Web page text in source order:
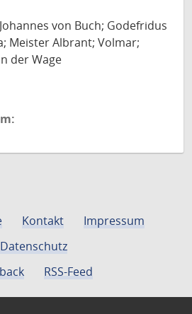
von Buch; Godefridus
Meister Albrant; Volmar;
der Wage
Kontakt
Impressum
Datenschutz
RSS-Feed